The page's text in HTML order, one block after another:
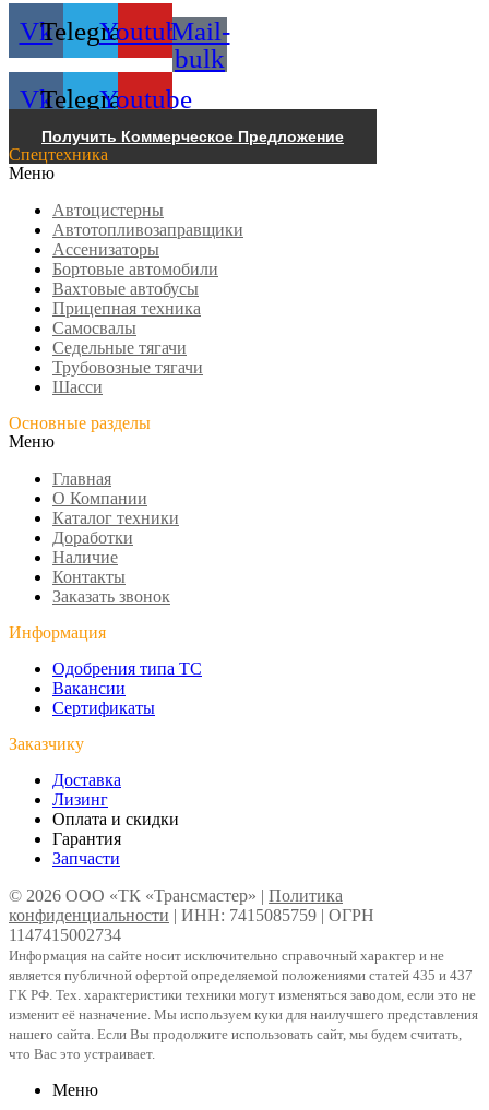
VkTelegramYoutubeMail-
bulk
VkTelegramYoutube
Получить Коммерческое Предложение
Спецтехника
Меню
Автоцистерны
Автотопливозаправщики
Ассенизаторы
Бортовые автомобили
Вахтовые автобусы
Прицепная техника
Самосвалы
Седельные тягачи
Трубовозные тягачи
Шасси
Основные разделы
Меню
Главная
О Компании
Каталог техники
Доработки
Наличие
Контакты
Заказать звонок
Информация
Одобрения типа ТС
Вакансии
Сертификаты
Заказчику
Доставка
Лизинг
Оплата и скидки
Гарантия
Запчасти
© 2026 ООО «ТК «Трансмастер» | Политика
конфиденциальности | ИНН: 7415085759 | ОГРН
1147415002734
Информация на сайте носит исключительно справочный характер и не
является публичной офертой определяемой положениями статей 435 и 437
ГК РФ. Тех. характеристики техники могут изменяться заводом, если это не
изменит её назначение. Мы используем куки для наилучшего представления
нашего сайта. Если Вы продолжите использовать сайт, мы будем считать,
что Вас это устраивает.
Меню